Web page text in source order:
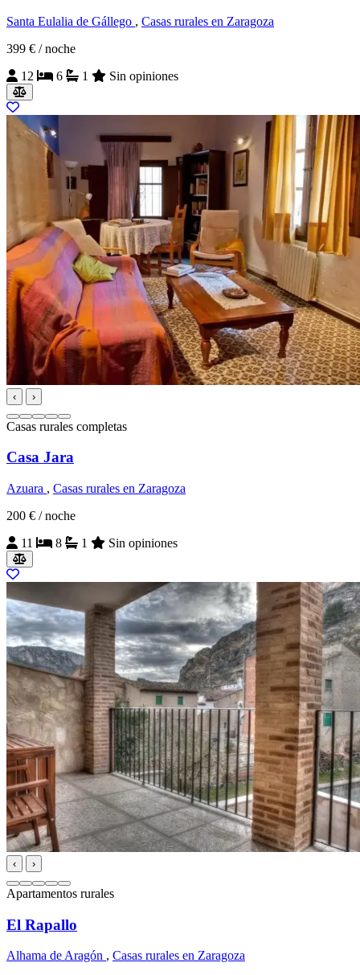
Santa Eulalia de Gállego , Casas rurales en Zaragoza
399 € / noche
12
6 1 Sin opiniones
‹ ›
Casas rurales completas
Casa Jara
Azuara , Casas rurales en Zaragoza
200 € / noche
11
8 1 Sin opiniones
‹ ›
Apartamentos rurales
El Rapallo
Alhama de Aragón , Casas rurales en Zaragoza